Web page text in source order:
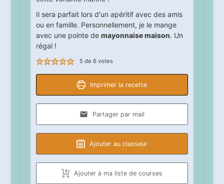
Il sera parfait lors d'un apéritif avec des amis
ou en famille. Personnellement, je le mange
avec une pointe de mayonnaise maison. Un
régal !
5 de 6votes
Imprimer la recette
Partager par mail
Ajouter au classeur
Ajouter à ma liste de courses